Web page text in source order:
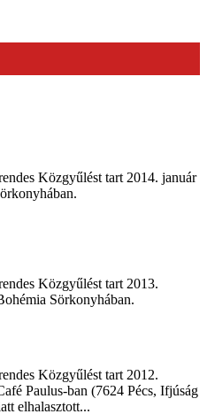
Közgyűlést tart 2014. január
Közgyűlést tart 2013.
Sörkonyhában.
Közgyűlést tart 2012.
Paulus-ban (7624 Pécs, Ifjúság
elhalasztott...